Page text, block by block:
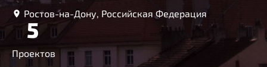
Ростов-на-Дону, Российская Федерация
5
Проектов